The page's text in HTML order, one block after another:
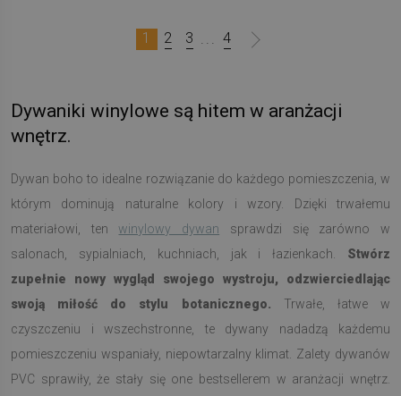
1 2 3 ... 4
Dywaniki winylowe są hitem w aranżacji
wnętrz.
Dywan boho to idealne rozwiązanie do każdego pomieszczenia, w
którym dominują naturalne kolory i wzory. Dzięki trwałemu
materiałowi, tenwinylowy dywan sprawdzi się zarówno w
salonach, sypialniach, kuchniach, jak i łazienkach. Stwórz
zupełnie nowy wygląd swojego wystroju, odzwierciedlając
swoją miłość do stylu botanicznego. Trwałe, łatwe w
czyszczeniu i wszechstronne, te dywany nadadzą każdemu
pomieszczeniu wspaniały, niepowtarzalny klimat. Zalety dywanów
PVC sprawiły, że stały się one bestsellerem w aranżacji wnętrz.